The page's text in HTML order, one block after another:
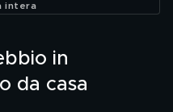
intera
in
da casa